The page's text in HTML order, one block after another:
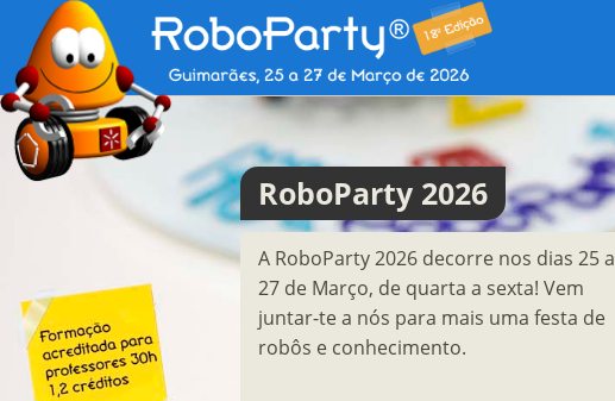
RoboParty 2026
A RoboParty 2026 decorre nos dias 25 a
27 de Março, de quarta a sexta! Vem
juntar-te a nós para mais uma festa de
robôs e conhecimento.